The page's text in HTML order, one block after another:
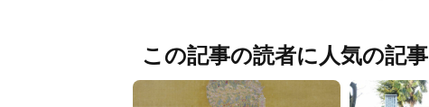
この記事の読者に人気の記事